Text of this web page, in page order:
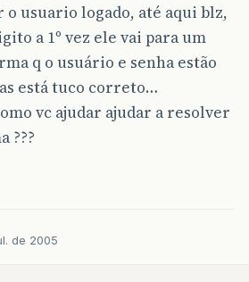
usuario logado, até aqui blz,
a 1º vez ele vai para um
q o usuário e senha estão
está tuco correto…
vc ajudar ajudar a resolver
???
de 2005